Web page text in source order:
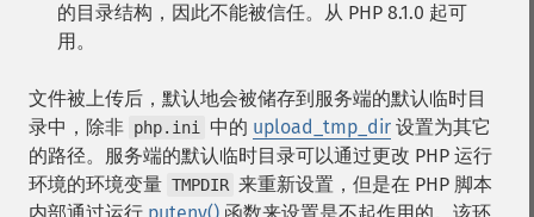
的目录结构，因此不能被信任。从 PHP 8.1.0 起可
用。
文件被上传后，默认地会被储存到服务端的默认临时目
录中，除非 php.ini 中的 upload_tmp_dir 设置为其它
的路径。服务端的默认临时目录可以通过更改 PHP 运行
环境的环境变量 TMPDIR 来重新设置，但是在 PHP 脚本